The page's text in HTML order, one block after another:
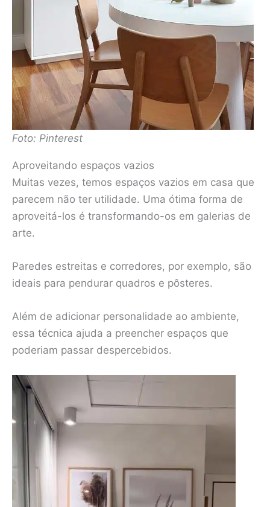
Foto: Pinterest
Aproveitando espaços vazios
Muitas vezes, temos espaços vazios em casa que
parecem não ter utilidade. Uma ótima forma de
aproveitá-los é transformando-os em galerias de
arte.
Paredes estreitas e corredores, por exemplo, são
ideais para pendurar quadros e pôsteres.
Além de adicionar personalidade ao ambiente,
essa técnica ajuda a preencher espaços que
poderiam passar despercebidos.